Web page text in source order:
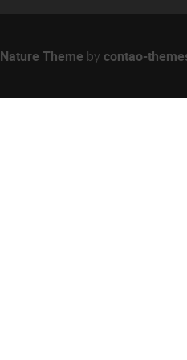
Nature Theme by contao-